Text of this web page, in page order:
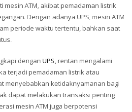
mesin ATM, akibat pemadaman listrik
Dengan adanya UPS, mesin ATM
periode waktu tertentu, bahkan saat
dengan UPS , rentan mengalami
terjadi pemadaman listrik atau
menyebabkan ketidaknyamanan bagi
dapat melakukan transaksi penting
mesin ATM juga berpotensi